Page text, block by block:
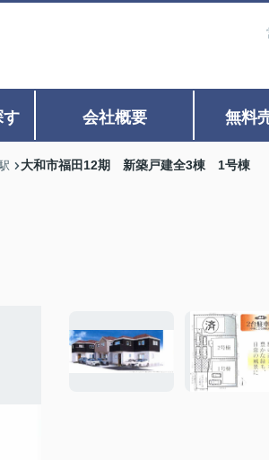
す 会社概要 無料
大和市福田12期 新築戸建全3棟 1号棟